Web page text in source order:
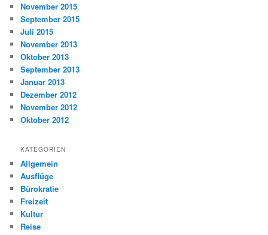
November 2015
September 2015
Juli 2015
November 2013
Oktober 2013
September 2013
Januar 2013
Dezember 2012
November 2012
Oktober 2012
KATEGORIEN
Allgemein
Ausflüge
Bürokratie
Freizeit
Kultur
Reise